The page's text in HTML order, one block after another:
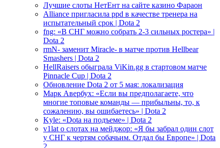
Лучшие слоты НетЕнт на сайте казино Фараон
Alliance пригласила ppd в качестве тренера на
испытательный срок | Dota 2
fng: «В СНГ можно собрать 2-3 сильных ростера» |
Dota 2
rmN- заменит Miracle- в матче против Hellbear
Smashers | Dota 2
HellRaisers обыграла ViKin.gg в стартовом матче
Pinnacle Cup | Dota 2
Обновление Dota 2 от 5 мая: локализация
Марк Авербух: «Если вы предполагаете, что
многие топовые команды — прибыльны, то, к
сожалению, вы ошибаетесь» | Dota 2
Kyle: «Dota на подъеме» | Dota 2
v1lat о слотах на мейджор: «Я бы забрал один слот
у СНГ к чертям собачьим. Отдал бы Европе» | Dota
2